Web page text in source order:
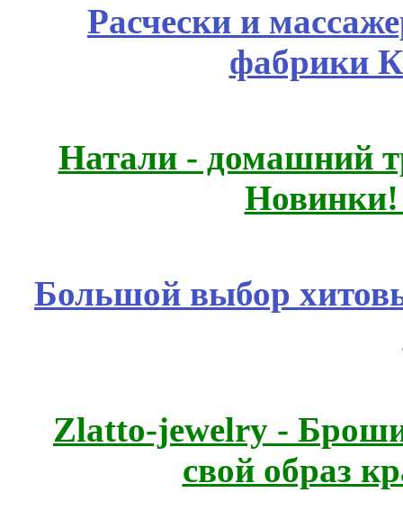
Расчески и
фабрики
Натали - домашний
Большой выбор
Zlatto-jewelry -
свой образ